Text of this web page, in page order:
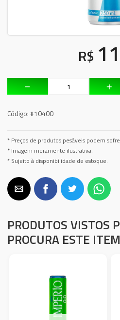
R$ 11
Código:#10400
* Preços de produtos pesáveis podem
* Imagem meramente ilustrativa.
* Sujeito à disponibilidade de estoque.
PRODUTOS VISTOS
PROCURA ESTE ITEM